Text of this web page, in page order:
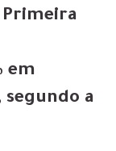
Primeira
em
a